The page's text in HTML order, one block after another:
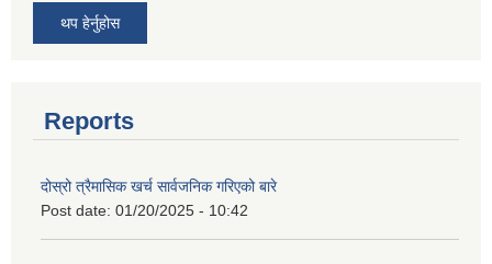
थप हेर्नुहोस
Reports
दोस्रो त्रैमासिक खर्च सार्वजनिक गरिएको बारे
Post date: 01/20/2025 - 10:42